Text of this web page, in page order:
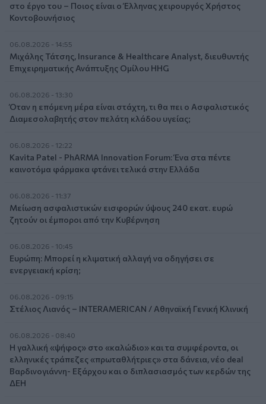
στο έργο του – Ποιος είναι ο Έλληνας χειρουργός Χρήστος
Κοντοβουνήσιος
06.08.2026 - 14:55
Μιχάλης Τάτσης, Insurance & Healthcare Analyst, διευθυντής
Επιχειρηματικής Ανάπτυξης Ομίλου HHG
06.08.2026 - 13:30
Όταν η επόμενη μέρα είναι στάχτη, τι θα πει ο Ασφαλιστικός
Διαμεσολαβητής στον πελάτη κλάδου υγείας;
06.08.2026 - 12:22
Kavita Patel - PhARMA Innovation Forum: Ένα στα πέντε
καινοτόμα φάρμακα φτάνει τελικά στην Ελλάδα
06.08.2026 - 11:37
Μείωση ασφαλιστικών εισφορών ύψους 240 εκατ. ευρώ
ζητούν οι έμποροι από την Κυβέρνηση
06.08.2026 - 10:45
Ευρώπη: Μπορεί η κλιματική αλλαγή να οδηγήσει σε
ενεργειακή κρίση;
06.08.2026 - 09:15
Στέλιος Λιανός – INTERAMERICAN / Αθηναϊκή Γενική Κλινική
06.08.2026 - 08:40
Η γαλλική «ψήφος» στο «καλώδιο» και τα συμφέροντα, οι
ελληνικές τράπεζες «πρωταθλήτριες» στα δάνεια, νέο deal
Βαρδινογιάννη- Εξάρχου και ο διπλασιασμός των κερδών της
ΔΕΗ